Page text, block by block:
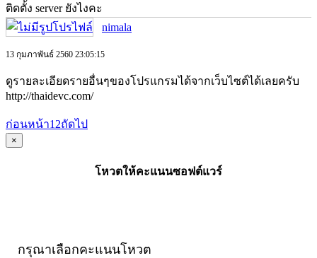
ติดตั้ง server ยังไงคะ
nimala
13 กุมภาพันธ์ 2560 23:05:15
ดูรายละเอียดรายอื่นๆของโปรแกรมได้จากเว็บไซต์ได้เลยครับ
http://thaidevc.com/
ก่อนหน้า1 2ถัดไป
×
โหวตให้คะแนนซอฟต์แวร์
กรุณาเลือกคะแนนโหวต